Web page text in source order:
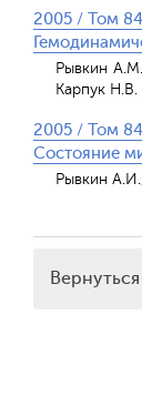
2005 / Том
Рывкин
Карпук Н.В.
2005 / Том
Состояние
Рывкин